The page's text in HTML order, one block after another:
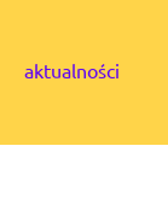
aktualności